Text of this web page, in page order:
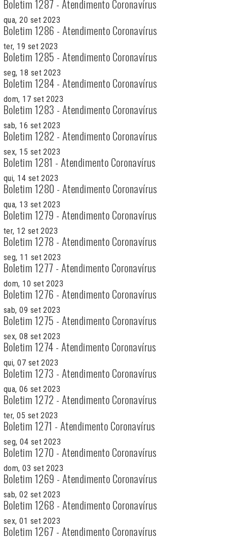
Boletim 1287 - Atendimento Coronavírus
qua, 20 set 2023
Boletim 1286 - Atendimento Coronavírus
ter, 19 set 2023
Boletim 1285 - Atendimento Coronavírus
seg, 18 set 2023
Boletim 1284 - Atendimento Coronavírus
dom, 17 set 2023
Boletim 1283 - Atendimento Coronavírus
sab, 16 set 2023
Boletim 1282 - Atendimento Coronavírus
sex, 15 set 2023
Boletim 1281 - Atendimento Coronavírus
qui, 14 set 2023
Boletim 1280 - Atendimento Coronavírus
qua, 13 set 2023
Boletim 1279 - Atendimento Coronavírus
ter, 12 set 2023
Boletim 1278 - Atendimento Coronavírus
seg, 11 set 2023
Boletim 1277 - Atendimento Coronavírus
dom, 10 set 2023
Boletim 1276 - Atendimento Coronavírus
sab, 09 set 2023
Boletim 1275 - Atendimento Coronavírus
sex, 08 set 2023
Boletim 1274 - Atendimento Coronavírus
qui, 07 set 2023
Boletim 1273 - Atendimento Coronavírus
qua, 06 set 2023
Boletim 1272 - Atendimento Coronavírus
ter, 05 set 2023
Boletim 1271 - Atendimento Coronavírus
seg, 04 set 2023
Boletim 1270 - Atendimento Coronavírus
dom, 03 set 2023
Boletim 1269 - Atendimento Coronavírus
sab, 02 set 2023
Boletim 1268 - Atendimento Coronavírus
sex, 01 set 2023
Boletim 1267 - Atendimento Coronavírus